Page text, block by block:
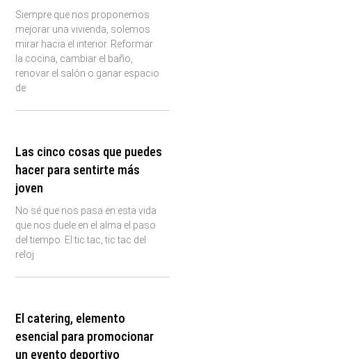
Siempre que nos proponemos
mejorar una vivienda, solemos
mirar hacia el interior. Reformar
la cocina, cambiar el baño,
renovar el salón o ganar espacio
de
Las cinco cosas que puedes
hacer para sentirte más
joven
No sé que nos pasa en esta vida
que nos duele en el alma el paso
del tiempo. El tic tac, tic tac del
reloj
El catering, elemento
esencial para promocionar
un evento deportivo